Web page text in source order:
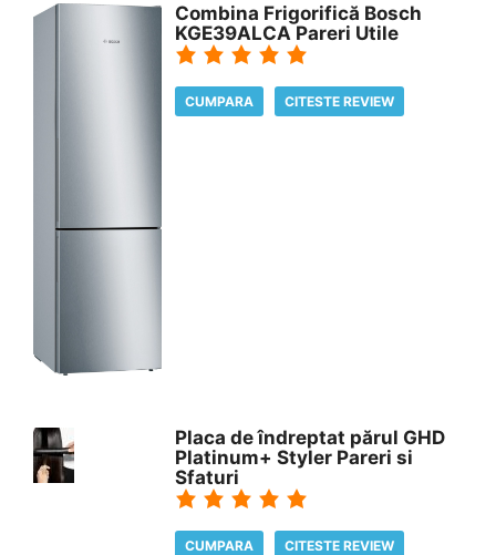
Combina Frigorifică Bosch
KGE39ALCA Pareri Utile
CUMPARA CITESTE REVIEW
Placa de îndreptat părul GHD
Platinum+ Styler Pareri si
Sfaturi
CUMPARA CITESTE REVIEW